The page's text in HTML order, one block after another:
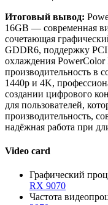
Итоговый вывод:
16GB — современная
сочетающая
GDDR6, поддержку
охлаждения
производительность в
1440p и 4K,
создании цифрового
для пользователей,
производительность,
надёжная работа при
Video card
Графический
RX 9070
Частота